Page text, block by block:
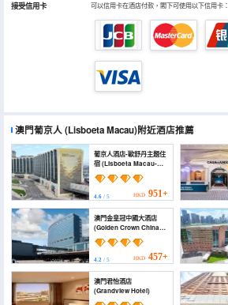
接受信用卡 可以信用卡在酒店付款，閣下可使用以下信用卡：
澳門葡京人(Lisboeta Macau)附近酒店推薦
葡京人酒店-歐舒丹主題住
宿 (Lisboeta Macau-
Maison L’OCCITANE)
4.6 / 5 HKD 951+
澳門金皇冠中國大酒店
(Golden Crown China
Hotel)
4.2 / 5 HKD 457+
澳門君怡酒店
(Grandview Hotel)